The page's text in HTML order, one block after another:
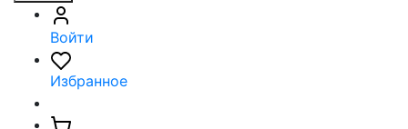
Войти
Избранное